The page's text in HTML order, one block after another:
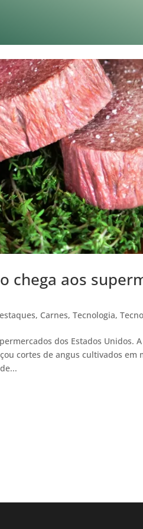
chega aos
, Carnes,Tecnologia,
dos Estados Unidos.
cortes de angus cultivados em